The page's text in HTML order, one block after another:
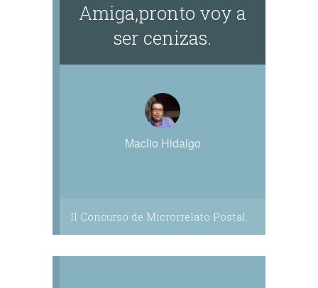
Amiga,pronto voy a
ser cenizas.
Maclio Hidalgo
II Concurso de Microrrelato Postal